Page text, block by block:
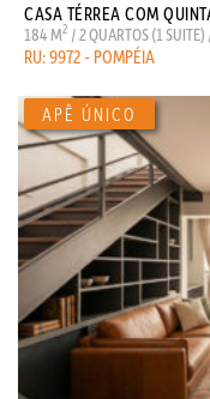
CASA TÉRREA COM
184 M2 / 2 QUARTOS (1
RU: 9972 - POMPÉIA